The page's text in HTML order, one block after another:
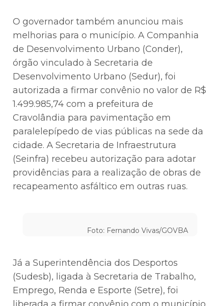
O governador também anunciou mais
melhorias para o município. A Companhia
de Desenvolvimento Urbano (Conder),
órgão vinculado à Secretaria de
Desenvolvimento Urbano (Sedur), foi
autorizada a firmar convênio no valor de R$
1.499.985,74 com a prefeitura de
Cravolândia para pavimentação em
paralelepípedo de vias públicas na sede da
cidade. A Secretaria de Infraestrutura
(Seinfra) recebeu autorização para adotar
providências para a realização de obras de
recapeamento asfáltico em outras ruas.
Foto: Fernando Vivas/GOVBA
Já a Superintendência dos Desportos
(Sudesb), ligada à Secretaria de Trabalho,
Emprego, Renda e Esporte (Setre), foi